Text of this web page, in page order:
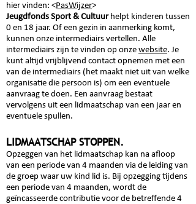
hier vinden: <PasWijzer>
Jeugdfonds Sport & Cultuurhelpt kinderen tussen
0 en 18 jaar. Of een gezin in aanmerking komt,
kunnen onze intermediairs vertellen. Alle
intermediairs zijn te vinden op onze website. Je
kunt altijd vrijblijvend contact opnemen met een
van de intermediairs (het maakt niet uit van welke
organisatie die persoon is) om een eventuele
aanvraag te doen. Een aanvraag bestaat
vervolgens uit een lidmaatschap van een jaar en
eventuele spullen.
LIDMAATSCHAP STOPPEN.
Opzeggen van het lidmaatschap kan na afloop
van een periode van 4 maanden via de leiding van
de groep waar uw kind lid is. Bij opzegging tijdens
een periode van 4 maanden, wordt de
geïncasseerde contributie voor de betreffende 4